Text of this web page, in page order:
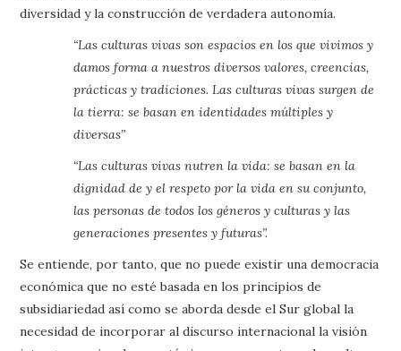
diversidad y la construcción de verdadera autonomía.
“Las culturas vivas son espacios en los que vivimos y
damos forma a nuestros diversos valores, creencias,
prácticas y tradiciones. Las culturas vivas surgen de
la tierra: se basan en identidades múltiples y
diversas”
“Las culturas vivas nutren la vida: se basan en la
dignidad de y el respeto por la vida en su conjunto,
las personas de todos los géneros y culturas y las
generaciones presentes y futuras”.
Se entiende, por tanto, que no puede existir una democracia
económica que no esté basada en los principios de
subsidiariedad así como se aborda desde el Sur global la
necesidad de incorporar al discurso internacional la visión